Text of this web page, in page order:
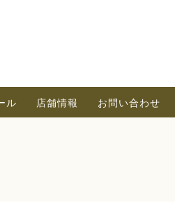
ル 店舗情報 お問い合わせ